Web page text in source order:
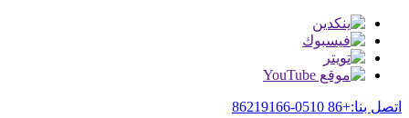
اتصل بنا:+86 0510-86219166